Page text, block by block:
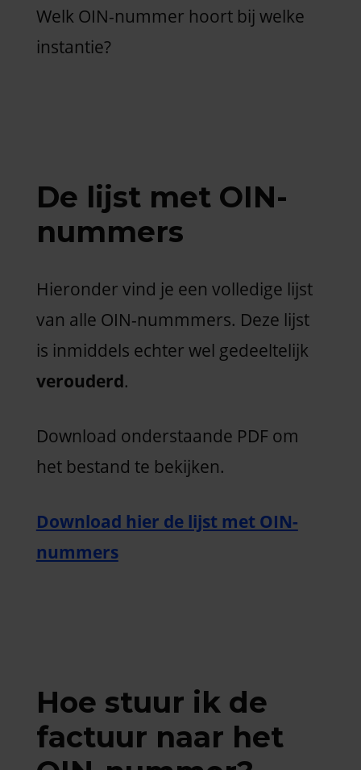
Welk OIN-nummer hoort bij welke
instantie?
De lijst met OIN-
nummers
Hieronder vind je een volledige lijst
van alle OIN-nummmers. Deze lijst
is inmiddels echter wel gedeeltelijk
verouderd.
Download onderstaande PDF om
het bestand te bekijken.
Download hier de lijst met OIN-
nummers
Hoe stuur ik de
factuur naar het